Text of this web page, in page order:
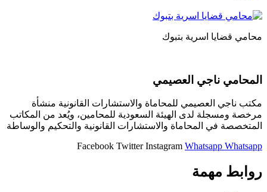
محامي قضايا اسرية بتبوك
المحامي ناجي العصيمي
مكتب ناجي العصيمي للمحاماة والاستشارات القانونية منشأة
مرخصة ومسجلة لدى الهيئة السعودية للمحامين، ويُعد من المكاتب
المتخصصة في المحاماة والاستشارات القانونية والتحكيم والوساطة
Facebook Twitter Instagram Whatsapp Whatsapp
روابط مهمة